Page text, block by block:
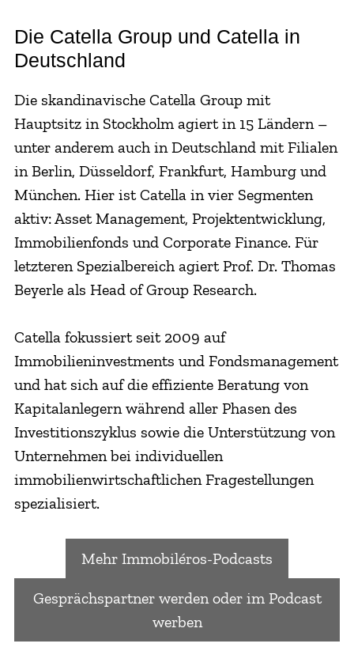
Die Catella Group und Catella in
Deutschland
Die skandinavische Catella Group mit
Hauptsitz in Stockholm agiert in 15 Ländern –
unter anderem auch in Deutschland mit Filialen
in Berlin, Düsseldorf, Frankfurt, Hamburg und
München. Hier ist Catella in vier Segmenten
aktiv: Asset Management, Projektentwicklung,
Immobilienfonds und Corporate Finance. Für
letzteren Spezialbereich agiert Prof. Dr. Thomas
Beyerle als Head of Group Research.
Catella fokussiert seit 2009 auf
Immobilieninvestments und Fondsmanagement
und hat sich auf die effiziente Beratung von
Kapitalanlegern während aller Phasen des
Investitionszyklus sowie die Unterstützung von
Unternehmen bei individuellen
immobilienwirtschaftlichen Fragestellungen
spezialisiert.
Mehr Immobiléros-Podcasts
Gesprächspartner werden oder im Podcast
werben